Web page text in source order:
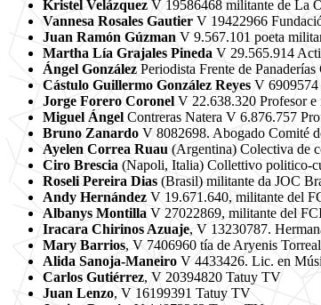
Kristel Velázquez V 19586468 militante de La
Vannesa Rosales Gautier V 19422966
Juan Ramón Gúzman V 9.567.101 poeta
Martha Lía Grajales Pineda V 29.565.914
Ángel González Periodista Frente de
Cástulo Guillermo González Reyes V 6909574
Jorge Forero Coronel V 22.638.320 Profesor e
Miguel Ángel Contreras Natera V 6.876.757
Bruno Zanardo V 8082698. Abogado Comité
Ayelen Correa Ruau (Argentina) Colectiva de
Ciro Brescia (Napoli, Italia) Collettivo politico-
Roseli Pereira Dias (Brasil) militante da JOC
Andy Hernández V 19.671.640, militante del
Albanys Montilla V 27022869, militante del
Iracara Chirinos Azuaje, V 13230787.
Mary Barrios, V 7406960 tía de Aryenis
Alida Sanoja-Maneiro V 4433426. Lic. en
Carlos Gutiérrez, V 20394820 Tatuy TV
Juan Lenzo, V 16199391 Tatuy TV